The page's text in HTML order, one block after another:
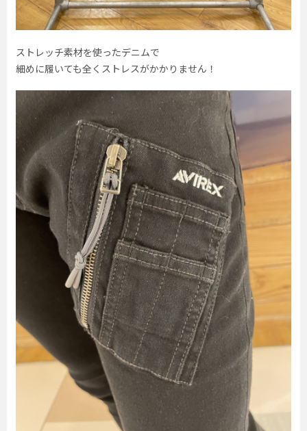
ストレッチ素材を使ったデニムで
細めに履いても全くストレスがかかりません！